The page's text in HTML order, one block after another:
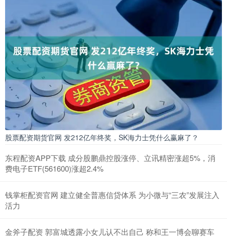
股票配资期货官网 发212亿年终奖，SK海力士凭什么赢麻了？
东程配资APP下载 成分股鹏鼎控股涨停、立讯精密涨超5%，消
费电子ETF(561600)涨超2.4%
钱掌柜配资官网 建立健全普惠信贷体系 为小微与“三农”发展注入
活力
金斧子配资 郭富城透露小女儿认不出自己 称和王一博会聊赛车